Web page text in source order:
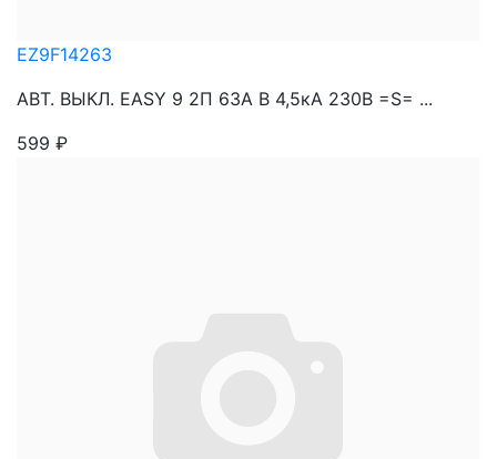
EZ9F14263
АВТ. ВЫКЛ. EASY 9 2П 63A B 4,5кА 230В =S= ...
599 ₽